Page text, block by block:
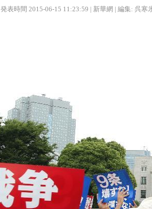
発表時間 2015-06-15 11:23:59 | 新華網 | 編集: 呉寒